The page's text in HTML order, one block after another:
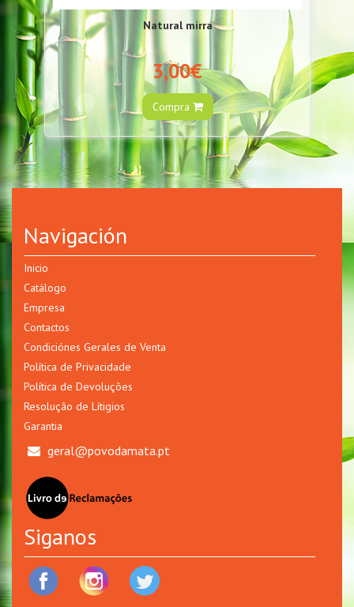
Natural mirra
3,00€
Compra
Navigación
Inicio
Catálogo
Empresa
Contactos
Condiciónes Gerales de Venta
Política de Privacidade
Política de Devoluções
Resolução de Lítigios
Garantia
geral@povodamata.pt
Siganos